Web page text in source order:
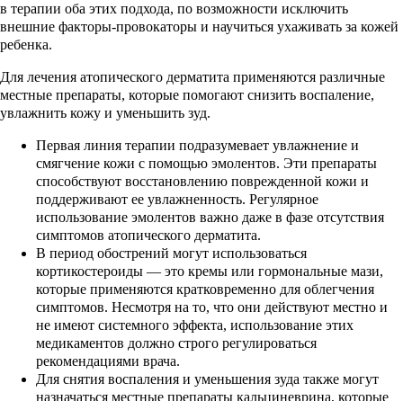
в терапии оба этих подхода, по возможности исключить
внешние факторы-провокаторы и научиться ухаживать за кожей
ребенка.
Для лечения атопического дерматита применяются различные
местные препараты, которые помогают снизить воспаление,
увлажнить кожу и уменьшить зуд.
Первая линия терапии подразумевает увлажнение и
смягчение кожи с помощью эмолентов. Эти препараты
способствуют восстановлению поврежденной кожи и
поддерживают ее увлажненность. Регулярное
использование эмолентов важно даже в фазе отсутствия
симптомов атопического дерматита.
В период обострений могут использоваться
кортикостероиды — это кремы или гормональные мази,
которые применяются кратковременно для облегчения
симптомов. Несмотря на то, что они действуют местно и
не имеют системного эффекта, использование этих
медикаментов должно строго регулироваться
рекомендациями врача.
Для снятия воспаления и уменьшения зуда также могут
назначаться местные препараты кальциневрина, которые